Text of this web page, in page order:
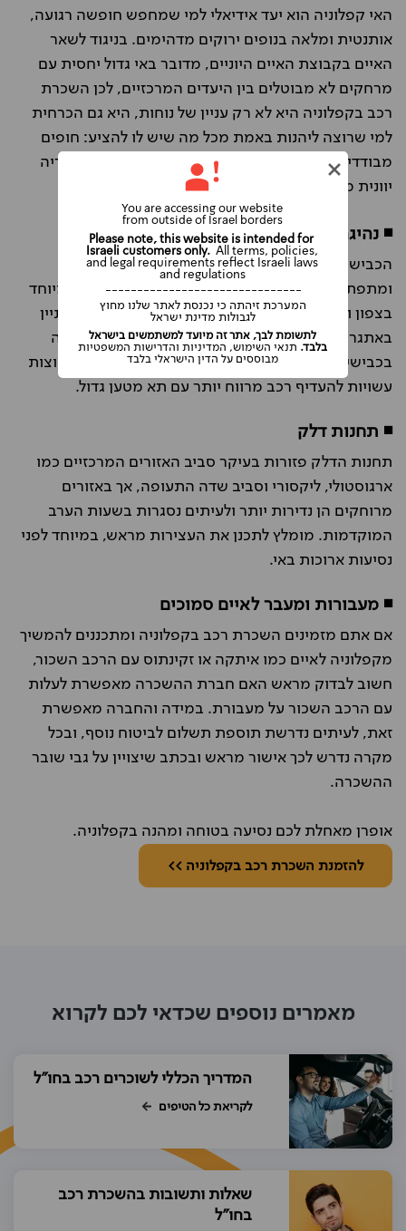
האי קפלוניה הוא יעד אידיאלי למי שמחפש חופשה רגועה,
אותנטית ומלאה בנופים ירוקים מדהימים. בניגוד לשאר
האיים בקבוצת האיים היוניים, מדובר באי גדול יחסית עם
מרחקים לא מבוטלים בין היעדים המרכזיים, לכן השכרת
רכב בקפלוניה היא לא רק עניין של נוחות, היא גם הכרחית
למי שרוצה ליהנות באמת מכל מה שיש לו להציע: חופים
מבודדים, כפרים ציוריים, אתרי טבע מרשימים וקולינריה
יוונית מקומית מצוינת
◾ נהיגה בקפלוניה
הכבישים בקפלוניה מטופחים, אך רבים מהם צרים
ומתפתלים לאורך צוקים באזורים כפריים והרריים, במיוחד
בצפון ומרכז האי. נהגים פחות מנוסים או מי שלא מעוניין
באתגרי נהיגה, כדאי שישקול רכב קטן, במיוחד לנסיעה
בכבישים צרים בין הכפרים. מצד שני, משפחות או קבוצות
עשויות להעדיף רכב מרווח יותר עם תא מטען גדול.
◾ תחנות דלק
תחנות הדלק פזורות בעיקר סביב האזורים המרכזיים כמו
ארגוסטולי, ליקסורי וסביב שדה התעופה, אך באזורים
מרוחקים הן נדירות יותר ולעיתים נסגרות בשעות הערב
המוקדמות. מומלץ לתכנן את העצירות מראש, במיוחד לפני
נסיעות ארוכות באי.
◾ מעבורות ומעבר לאיים סמוכים
אם אתם מזמינים השכרת רכב בקפלוניה ומתכננים להמשיך
מקפלוניה לאיים כמו איתקה או זקינתוס עם הרכב השכור,
חשוב לבדוק מראש האם חברת ההשכרה מאפשרת לעלות
עם הרכב השכור על מעבורת. במידה והחברה מאפשרת
זאת, לעיתים נדרשת תוספת תשלום לביטוח נוסף, ובכל
מקרה נדרש לכך אישור מראש ובכתב שיצויין על גבי שובר
ההשכרה.
אופרן מאחלת לכם נסיעה בטוחה ומהנה בקפלוניה.
להזמנת השכרת רכב בקפלוניה >>
מאמרים נוספים שכדאי לכם לקרוא
המדריך הכללי לשוכרים רכב בחו"ל
לקריאת כל הטיפים
שאלות ותשובות בהשכרת רכב
בחו"ל
Please note, this website is intended for
Israeli customers only.All terms, policies,
and legal requirements reflect Israeli laws
and regulations
-------------------------------
המערכת זיהתה כי נכנסת לאתר שלנו מחוץ
לגבולות מדינת ישראל
You are accessing our website
from outside of Israel borders
לתשומת לבך, אתר זה מיועד למשתמשים בישראל
בלבד. תנאי השימוש, המדיניות והדרישות המשפטיות
מבוססים על הדין הישראלי בלבד